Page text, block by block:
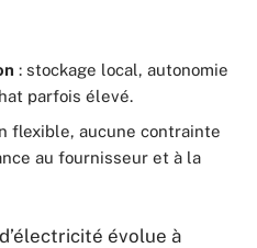
: stockage local, autonomie
parfois élevé.
flexible, aucune contrainte
au fournisseur et à la
évolue à